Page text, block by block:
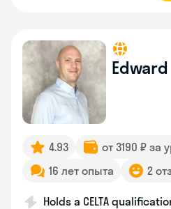
Edward
4.93
от 3190 ₽ за
16 лет опыта
2
Holds a CELTA